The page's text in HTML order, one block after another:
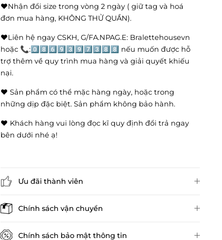
❤️Nhận đổi size trong vòng 2 ngày ( giữ tag và hoá
đơn mua hàng, KHÔNG THỬ QUẦN).
❤️Liên hệ ngay CSKH, G/FA.NPAG.E: Bralettehousevn
hoặc 📞:0️⃣8️⃣6️⃣9️⃣3️⃣9️⃣7️⃣3️⃣8️⃣8️⃣ nếu muốn được hỗ
trợ thêm về quy trình mua hàng và giải quyết khiếu
nại.
❤️ Sản phẩm có thể mặc hàng ngày, hoặc trong
những dịp đặc biệt. Sản phẩm không bảo hành.
❤️ Khách hàng vui lòng đọc kĩ quy định đổi trả ngay
bên dưới nhé ạ!
Ưu đãi thành viên
Chính sách vận chuyển
Chính sách bảo mật thông tin